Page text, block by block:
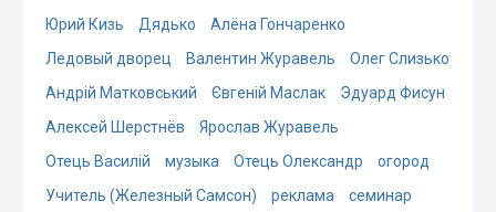
Юрий Кизь
Дядько
Алёна Гончаренко
Ледовый дворец
Валентин Журавель
Олег Слизько
Андрій Матковський
Євгеній Маслак
Эдуард Фисун
Алексей Шерстнёв
Ярослав Журавель
Отець Василій
музыка Отець Олександр
огород
Учитель (Железный Самсон)
реклама
семинар